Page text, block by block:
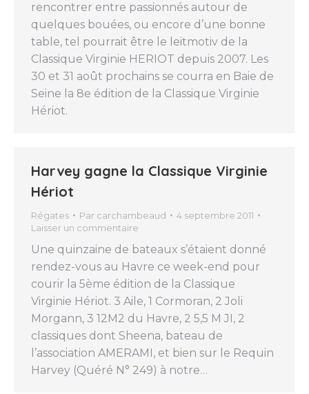
rencontrer entre passionnés autour de
quelques bouées, ou encore d’une bonne
table, tel pourrait être le leitmotiv de la
Classique Virginie HERIOT depuis 2007. Les
30 et 31 août prochains se courra en Baie de
Seine la 8e édition de la Classique Virginie
Hériot.
Harvey gagne la Classique Virginie
Hériot
Régates Par carchambeaud
4 septembre 2011
Laisser un commentaire
Une quinzaine de bateaux s’étaient donné
rendez-vous au Havre ce week-end pour
courir la 5ème édition de la Classique
Virginie Hériot. 3 Aile, 1 Cormoran, 2 Joli
Morgann, 3 12M2 du Havre, 2 5,5 M JI, 2
classiques dont Sheena, bateau de
l’association AMERAMI, et bien sur le Requin
Harvey (Quéré N° 249) à notre…